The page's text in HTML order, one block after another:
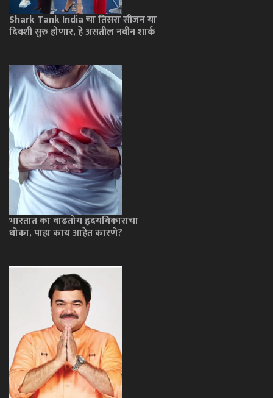
Shark Tank India चा तिसरा सीजन या
दिवशी सुरु होणार, हे असतील नवीन शार्क
भारतात का वाढतोय हृदयविकाराचा
धोका, पाहा काय आहेत कारणे?